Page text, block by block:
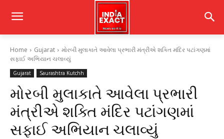
Home Gujarat
મોરબી મુલાકાતે આવેલા પ્રભારી મંત્રીએ શક્તિ મંદિર પટાંગણમાં
સફાઈ અભિયાન ચલાવ્યું
Gujarat Saurashtra Kutchh
મોરબી મુલાકાતે આવેલા પ્રભારી
મંત્રીએ શક્તિ મંદિર પટાંગણમાં
સફાઈ અભિયાન ચલાવ્યું